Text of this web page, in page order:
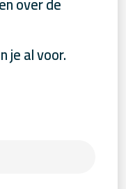
je al voor.